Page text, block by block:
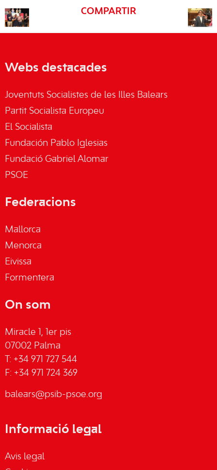
COMPARTIR
Webs destacades
Joventuts Socialistes de les Illes Balears
Partit Socialista Europeu
El Socialista
Fundación Pablo Iglesias
Fundació Gabriel Alomar
PSOE
Federacions
Mallorca
Menorca
Eivissa
Formentera
On som
Miracle 1, 1er pis
07002 Palma
T: +34 971 727 544
F: +34 971 724 369
balears@psib-psoe.org
Informació legal
Avis legal